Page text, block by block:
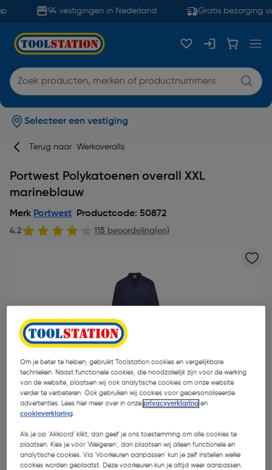
94 vestigingen in Nederland Gratis bezorging
Selecteer een vestiging
Terug naar Werkoveralls
Portwest Polykatoenen overall XXL
marineblauw
Merk Portwest Productcode: 50872
4.2 115 beoordeling(en)
€ 29,95| Excl. btw € 24,75
Om je beter te helpen, gebruikt Toolstation cookies en vergelijkbare
technieken. Naast functionele cookies, die noodzakelijk zijn voor de werking
van de website, plaatsen wij ook analytische cookies om onze website
verder te verbeteren. Ook gebruiken wij cookies voor gepersonaliseerde
advertenties. Lees hier meer over in onzeprivacyverklaring en
cookieverklaring.
Als je op 'Akkoord' klikt, dan geef je ons toestemming om alle cookies te
plaatsen. Kies je voor 'Weigeren', dan plaatsen wij alleen functionele en
analytische cookies. Via 'Voorkeuren aanpassen' kun je zelf instellen welke
cookies worden geplaatst. Deze voorkeuren kun je altijd weer aanpassen.